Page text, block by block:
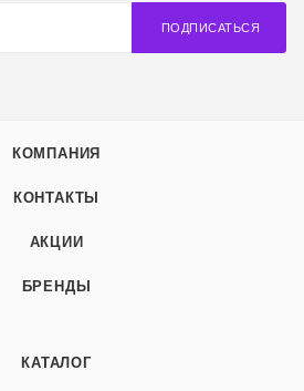
ПОДПИСАТЬСЯ
КОМПАНИЯ
КОНТАКТЫ
АКЦИИ
БРЕНДЫ
КАТАЛОГ